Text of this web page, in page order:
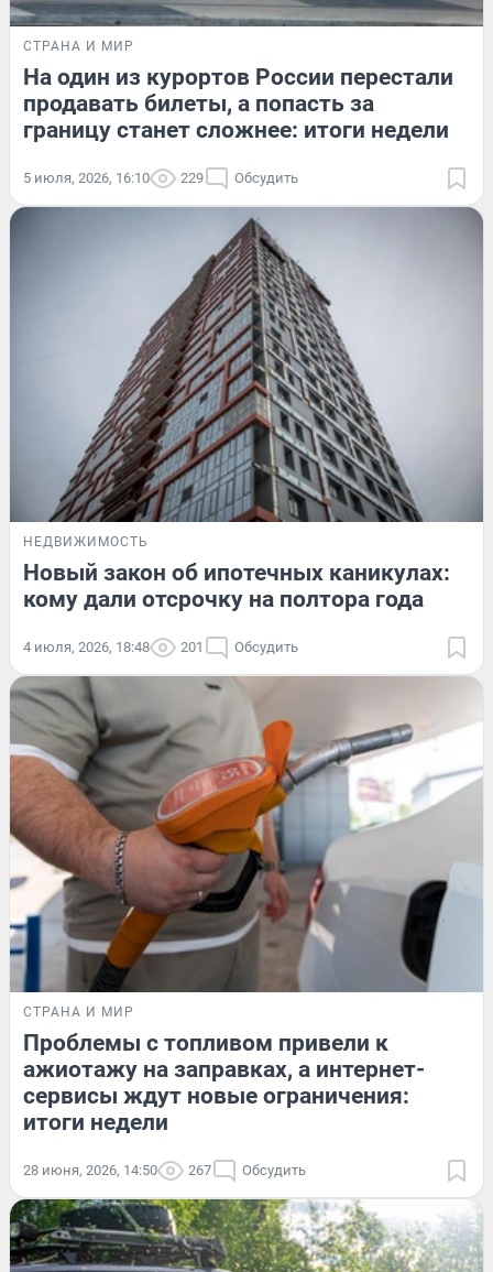
СТРАНА И МИР
На один из курортов России перестали
продавать билеты, а попасть за
границу станет сложнее: итоги недели
5 июля, 2026, 16:10 229 Обсудить
НЕДВИЖИМОСТЬ
Новый закон об ипотечных каникулах:
кому дали отсрочку на полтора года
4 июля, 2026, 18:48 201 Обсудить
СТРАНА И МИР
Проблемы с топливом привели к
ажиотажу на заправках, а интернет-
сервисы ждут новые ограничения:
итоги недели
28 июня, 2026, 14:50 267 Обсудить